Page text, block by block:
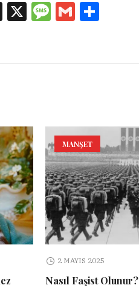
Threads
X Message
Gmail
MANŞET
2 MAYIS 2025
Nasıl Faşist Olunur?